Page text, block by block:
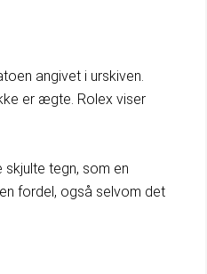
angivet i urskiven.
er ægte. Rolex viser
tegn, som en
fordel, også selvom det